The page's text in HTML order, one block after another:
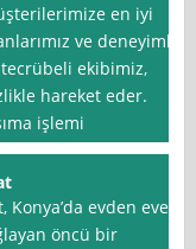
en iyi
ve deneyimli
tecrübeli ekibimiz,
hareket eder.
işlemi
Konya’da evden eve
öncü bir